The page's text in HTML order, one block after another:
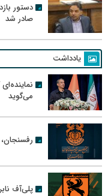
دستور
صادر شد
یادداشت
می‌گوید
پلی‌آف